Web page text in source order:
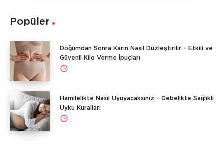
Popüler
Doğumdan Sonra Karın Nasıl Düzleştirilir - Etkili ve
Güvenli Kilo Verme İpuçları
Hamilelikte Nasıl Uyuyacaksınız - Gebelikte Sağlıklı
Uyku Kuralları